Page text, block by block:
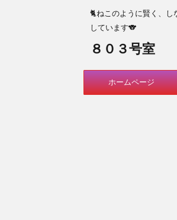
🐈ねこのように賢く、
しています🐨
８０３号室
ホームページ